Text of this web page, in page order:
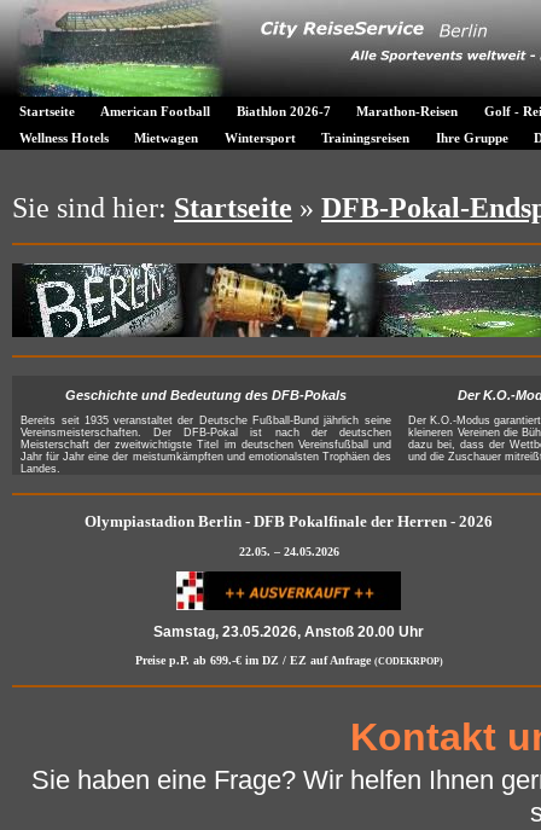
Startseite American Football Biathlon 2026-7 Marathon-Reisen
Golf -
Wellness Hotels
Mietwagen Wintersport Trainingsreisen Ihre Gruppe
Sie sind hier: Startseite » DFB-Pokal-
Geschichte und Bedeutung des DFB-Pokals
Bereits seit 1935 veranstaltet der Deutsche Fußball-Bund jährlich seine
Vereinsmeisterschaften. Der DFB-Pokal ist nach der deutschen
Meisterschaft der zweitwichtigste Titel im deutschen Vereinsfußball und
Jahr für Jahr eine der meistumkämpften und emotionalsten Trophäen des
Landes.
Der K.O.-
Der K.O.-Modus
kleineren Vereinen die
dazu bei, dass der
und die Zuschauer
Olympiastadion Berlin - DFB Pokalfinale der Herren - 2026
22.05. – 24.05.2026
Samstag, 23.05.2026, Anstoß 20.00 Uhr
Preise p.P. ab 699.-€ im DZ / EZ auf Anfrage (CODEKRPOP)
Kontakt
Sie haben eine Frage? Wir helfen Ihnen